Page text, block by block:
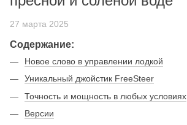
27 марта 2025
Содержание:
Новое слово в управлении лодкой
Уникальный джойстик FreeSteer
Точность и мощность в любых условиях
Версии